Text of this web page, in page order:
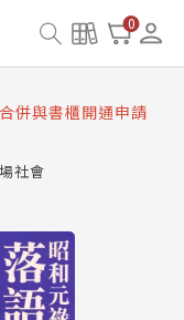
0
明及資產合併結果
護中，本站同步暫
併與書櫃開通申請
開通與資產合併申
明及資產合併結果
護中，本站同步暫
社會